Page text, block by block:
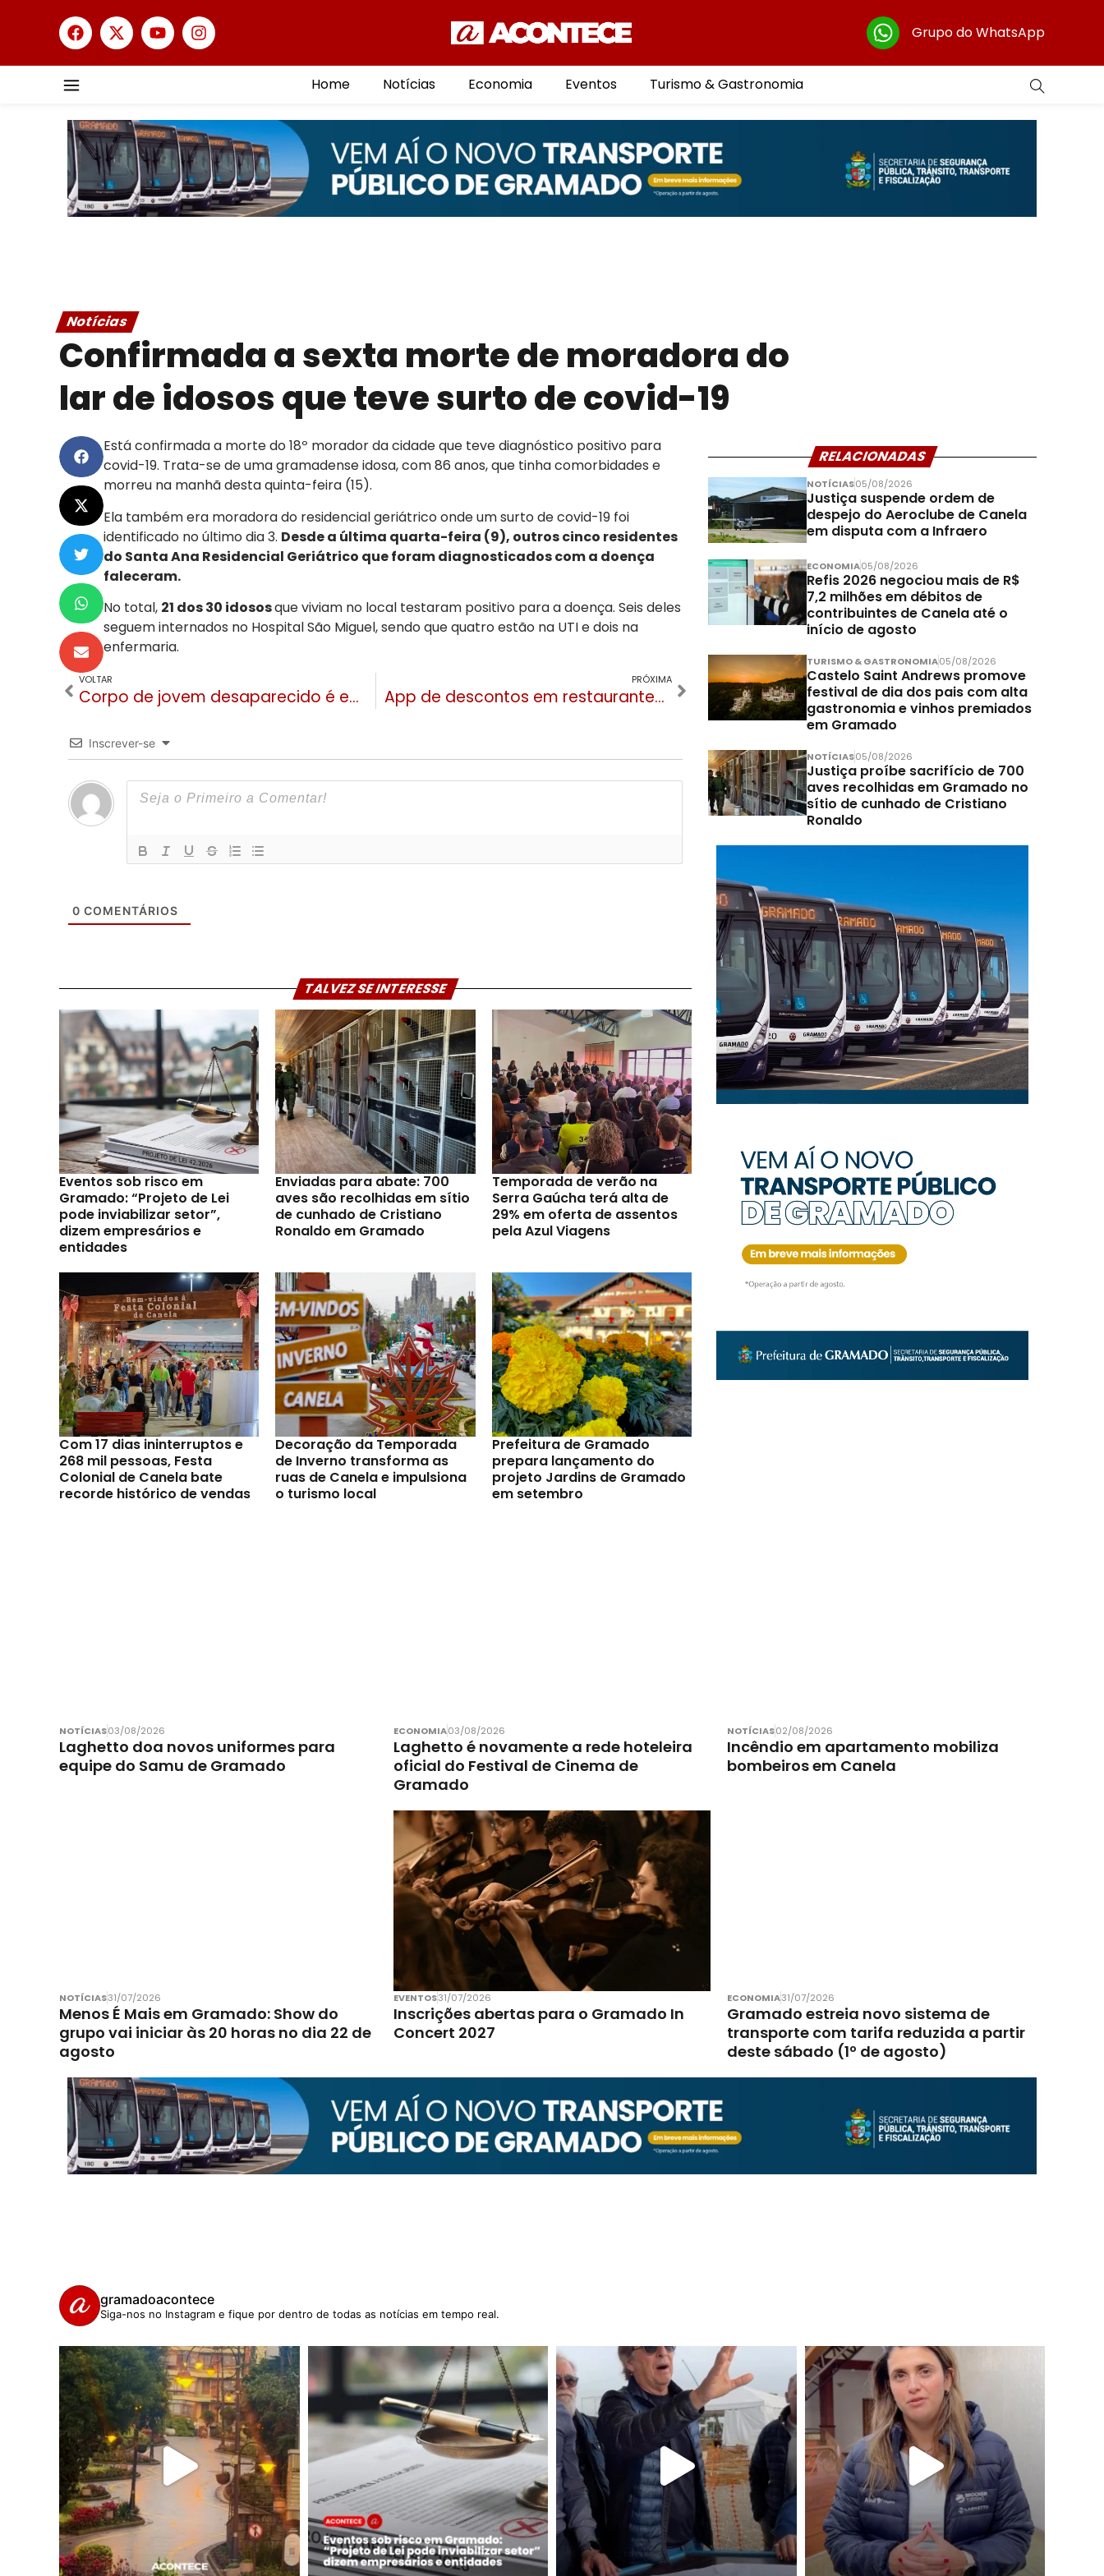
Grupo do WhatsApp
Home Notícias Economia Eventos Turismo & Gastronomia
Notícias
Confirmada a sexta morte de moradora do
lar de idosos que teve surto de covid-19
Está confirmada a morte do 18º morador da cidade que teve diagnóstico positivo para
covid-19. Trata-se de uma gramadense idosa, com 86 anos, que tinha comorbidades e
morreu na manhã desta quinta-feira (15).
Ela também era moradora do residencial geriátrico onde um surto de covid-19 foi
identificado no último dia 3. Desde a última quarta-feira (9), outros cinco residentes
do Santa Ana Residencial Geriátrico que foram diagnosticados com a doença
faleceram.
No total, 21 dos 30 idososque viviam no local testaram positivo para a doença. Seis deles
seguem internados no Hospital São Miguel, sendo que quatro estão na UTI e dois na
enfermaria.
VOLTAR
Corpo de jovem desaparecido é encontrado nos cânions em Cambará
PRÓXIMA
App de descontos em restaurantes chega a Gramado e Canela
Inscrever-se
0 COMENTÁRIOS
TALVEZ SE INTERESSE
Eventos sob risco em
Gramado: “Projeto de Lei
pode inviabilizar setor”,
dizem empresários e
entidades
Enviadas para abate: 700
aves são recolhidas em sítio
de cunhado de Cristiano
Ronaldo em Gramado
Temporada de verão na
Serra Gaúcha terá alta de
29% em oferta de assentos
pela Azul Viagens
Com 17 dias ininterruptos e
268 mil pessoas, Festa
Colonial de Canela bate
recorde histórico de vendas
Decoração da Temporada
de Inverno transforma as
ruas de Canela e impulsiona
o turismo local
Prefeitura de Gramado
prepara lançamento do
projeto Jardins de Gramado
em setembro
RELACIONADAS
NOTÍCIAS05/08/2026
Justiça suspende ordem de
despejo do Aeroclube de Canela
em disputa com a Infraero
ECONOMIA05/08/2026
Refis 2026 negociou mais de R$
7,2 milhões em débitos de
contribuintes de Canela até o
início de agosto
TURISMO & GASTRONOMIA05/08/2026
Castelo Saint Andrews promove
festival de dia dos pais com alta
gastronomia e vinhos premiados
em Gramado
NOTÍCIAS05/08/2026
Justiça proíbe sacrifício de 700
aves recolhidas em Gramado no
sítio de cunhado de Cristiano
Ronaldo
NOTÍCIAS03/08/2026
Laghetto doa novos uniformes para
equipe do Samu de Gramado
ECONOMIA03/08/2026
Laghetto é novamente a rede hoteleira
oficial do Festival de Cinema de
Gramado
NOTÍCIAS02/08/2026
Incêndio em apartamento mobiliza
bombeiros em Canela
NOTÍCIAS31/07/2026
Menos É Mais em Gramado: Show do
grupo vai iniciar às 20 horas no dia 22 de
agosto
EVENTOS31/07/2026
Inscrições abertas para o Gramado In
Concert 2027
ECONOMIA31/07/2026
Gramado estreia novo sistema de
transporte com tarifa reduzida a partir
deste sábado (1º de agosto)
gramadoacontece
Siga-nos no Instagram e fique por dentro de todas as notícias em tempo real.